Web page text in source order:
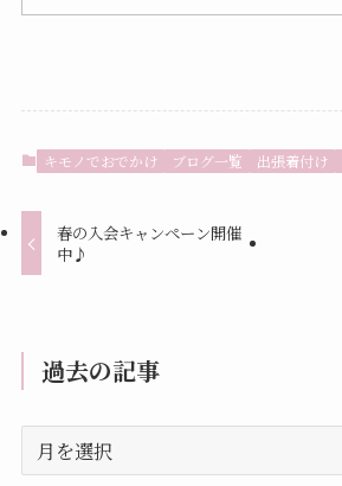
キモノでおでかけ ブログ一覧 出張着付け
春の入会キャンペーン開催
中♪
過去の記事
去